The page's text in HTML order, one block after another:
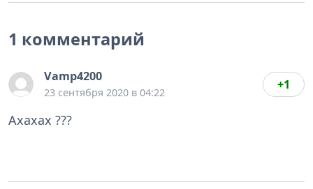
1 комментарий
Vamp4200
23 сентября 2020 в 04:22
+1
Ахахах ???